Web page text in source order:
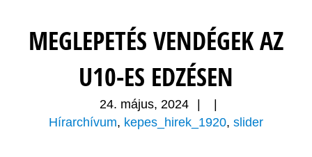
MEGLEPETÉS VENDÉGEK AZ
U10-ES EDZÉSEN
24. május, 2024
Hírarchívum, kepes_hirek_1920, slider